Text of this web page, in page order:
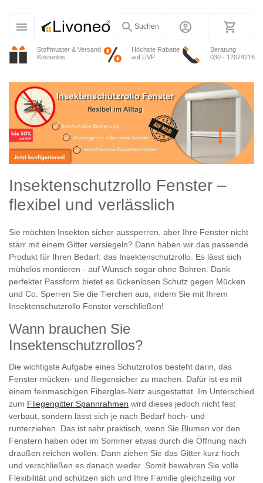
Stoffmuster & Versand
Kostenlos
Höchste Rabatte
auf UVP
Beratung
030 - 12074216
Suchen
Insektenschutzrollo Fenster –
flexibel und verlässlich
Sie möchten Insekten sicher aussperren, aber Ihre Fenster nicht
starr mit einem Gitter versiegeln? Dann haben wir das passende
Produkt für Ihren Bedarf: das Insektenschutzrollo. Es lässt sich
mühelos montieren - auf Wunsch sogar ohne Bohren. Dank
perfekter Passform bietet es lückenlosen Schutz gegen Mücken
und Co. Sperren Sie die Tierchen aus, indem Sie mit Ihrem
Insektenschutzrollo Fenster verschließen!
Wann brauchen Sie
Insektenschutzrollos?
Die wichtigste Aufgabe eines Schutzrollos besteht darin, das
Fenster mücken- und fliegensicher zu machen. Dafür ist es mit
einem feinmaschigen Fiberglas-Netz ausgestattet. Im Unterschied
zum Fliegengitter Spannrahmen wird dieses jedoch nicht fest
verbaut, sondern lässt sich je nach Bedarf hoch- und
runterziehen. Das ist sehr praktisch, wenn Sie Blumen vor den
Fenstern haben oder im Sommer etwas durch die Öffnung nach
draußen reichen wollen: Dann ziehen Sie das Gitter kurz hoch
und verschließen es danach wieder. Somit bewahren Sie volle
Flexibilität und schützen sich und Ihre Familie gleichzeitig vor